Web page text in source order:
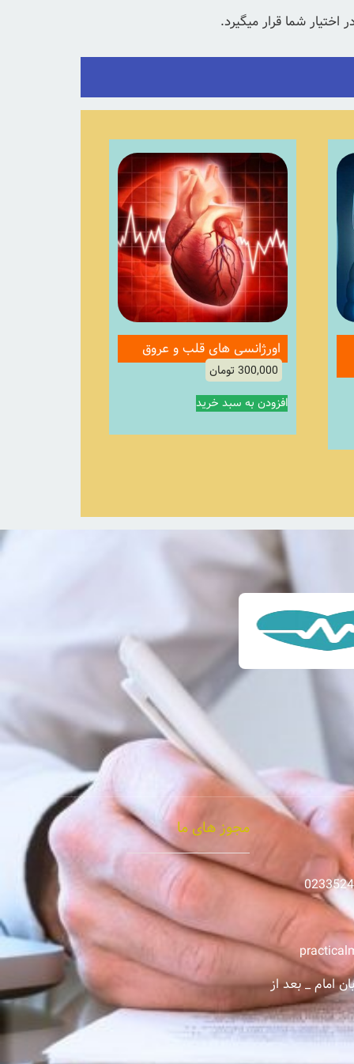
شما قرار میگیرد.
اورژانسی های قلب و عروق
300,000 تومان
افزودن به سبد خرید
امام _ بعد از
مجوز های ما